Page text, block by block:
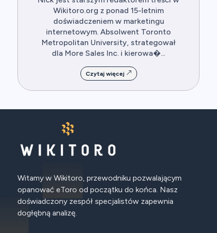
Wikitoro.org z ponad 15-letnim
doświadczeniem w marketingu
internetowym. Absolwent Toronto
Metropolitan University, strategował
dla More Sales Inc. i kierowa�...
Czytaj więcej
Witamy w Wikitoro, przewodniku pozwalającym
opanować eToro od początku do końca. Nasz
doświadczony zespół specjalistów zapewnia
dogłębną analizę.